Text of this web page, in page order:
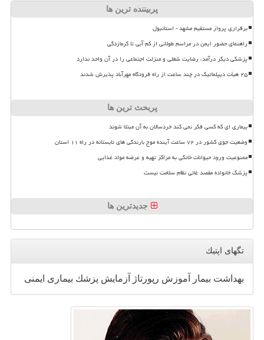
پربیننده ترین ها
برقراری پرواز مستقیم مشهد - استانبول
راهنمای حضور ایمن در مراسم طولانی از کم آبی تا گرمازدگی
پزشکی دیگر درآمد، رضایت شغلی و منزلت اجتماعی را در آن واحد ندارد
۲۵ هیأت دیپلماتیک در چند ساعت از راه فرودگاه مهرآباد پذیرش شدند
پربحث ترین ها
بیماری ای که کسی فکر نمی کند خردسالان به آن مبتلا شوند
وضعیت جوی کشور در ۷۲ ساعت آینده موج بارندگی های تابستانه در راه ۱۱ استان
ممنوعیت ورود حیوانات خانگی به مراکز تهیه و عرضه مواد غذایی
پزشک خانواده مقصد غائی نظام سلامت نیست
جدیدترین ها
تگهای اپتیك
بهداشت بیمار آموزش رپورتاژ آزمایش پزشك بیماری ایمنی